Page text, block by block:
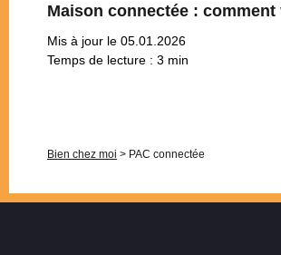
Maison connectée :
Mis à jour le 05.01.2026
Temps de lecture : 3 min
Bien chez moi > PAC connectée